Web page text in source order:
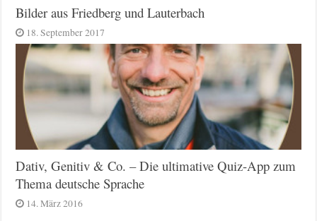
Bilder aus Friedberg und Lauterbach
18. September 2017
Dativ, Genitiv & Co. – Die ultimative Quiz-App zum
Thema deutsche Sprache
14. März 2016